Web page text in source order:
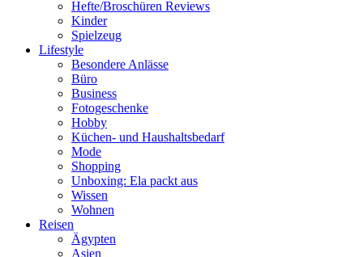
Hefte/Broschüren Reviews
Kinder
Spielzeug
Lifestyle
Besondere Anlässe
Büro
Business
Fotogeschenke
Hobby
Küchen- und Haushaltsbedarf
Mode
Shopping
Unboxing: Ela packt aus
Wissen
Wohnen
Reisen
Ägypten
Asien